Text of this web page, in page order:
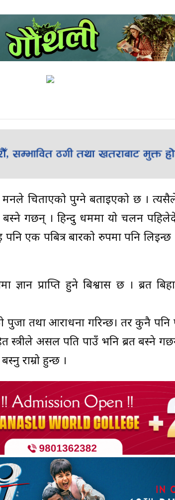
मनले चिताएको पुग्ने बताइएको छ ।
गर्छन् । हिन्दु धर्ममा यो चलन
पनि एक पबित्र बारको रुपमा पनि
प्राप्ति हुने बिश्वास छ । ब्रत
पुजा तथा आराधना गरिन्छ। तर कुनै
स्त्रीले असल पति पाउँ भनि ब्रत बस्ने
राम्रो हुन्छ ।